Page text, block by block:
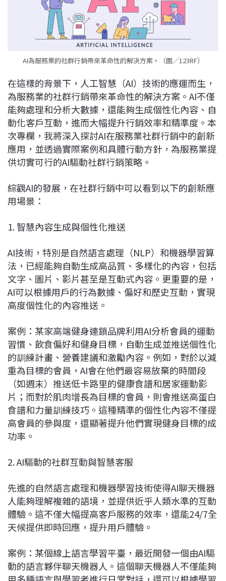
AI為服務業的社群行銷帶來革命性的解決方案。（圖／123RF）
在這樣的背景下，人工智慧（AI）技術的應運而生，
為服務業的社群行銷帶來革命性的解決方案。AI不僅
能夠處理和分析大數據，還能夠生成個性化內容、自
動化客戶互動，進而大幅提升行銷效率和精準度。本
次專欄，我將深入探討AI在服務業社群行銷中的創新
應用，並透過實際案例和具體行動方針，為服務業提
供切實可行的AI驅動社群行銷策略。
綜觀AI的發展，在社群行銷中可以看到以下的創新應
用場景：
1. 智慧內容生成與個性化推送
AI技術，特別是自然語言處理（NLP）和機器學習算
法，已經能夠自動生成高品質、多樣化的內容，包括
文字、圖片、影片甚至是互動式內容。更重要的是，
AI可以根據用戶的行為數據、偏好和歷史互動，實現
高度個性化的內容推送。
案例：某家高端健身連鎖品牌利用AI分析會員的運動
習慣、飲食偏好和健身目標，自動生成並推送個性化
的訓練計畫、營養建議和激勵內容。例如，對於以減
重為目標的會員，AI會在他們最容易放棄的時間段
（如週末）推送低卡路里的健康食譜和居家運動影
片；而對於肌肉增長為目標的會員，則會推送高蛋白
食譜和力量訓練技巧。這種精準的個性化內容不僅提
高會員的參與度，還顯著提升他們實現健身目標的成
功率。
2. AI驅動的社群互動與智慧客服
先進的自然語言處理和機器學習技術使得AI聊天機器
人能夠理解複雜的語境，並提供近乎人類水準的互動
體驗。這不僅大幅提高客戶服務的效率，還能24/7全
天候提供即時回應，提升用戶體驗。
案例：某個線上語言學習平臺，最近開發一個由AI驅
動的語言夥伴聊天機器人。這個聊天機器人不僅能夠